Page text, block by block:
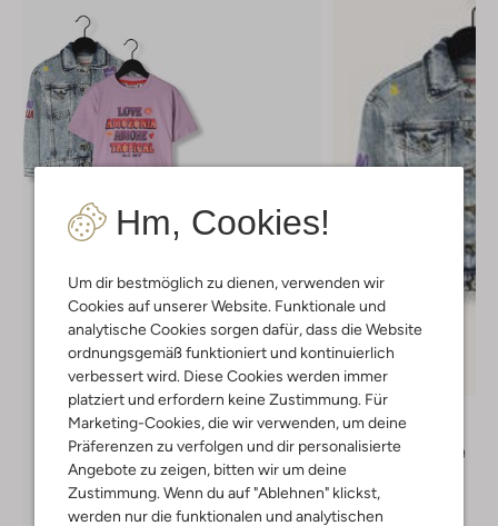
Hm, Cookies!
Um dir bestmöglich zu dienen, verwenden wir
Cookies auf unserer Website. Funktionale und
analytische Cookies sorgen dafür, dass die Website
ordnungsgemäß funktioniert und kontinuierlich
verbessert wird. Diese Cookies werden immer
platziert und erfordern keine Zustimmung. Für
Marketing-Cookies, die wir verwenden, um deine
Präferenzen zu verfolgen und dir personalisierte
Angebote zu zeigen, bitten wir um deine
Zustimmung. Wenn du auf "Ablehnen" klickst,
werden nur die funktionalen und analytischen
Entdecke den Look
Letzter Artikel
-40%
Vingino
Jeansjacke
€ 79,99
€ 47,99